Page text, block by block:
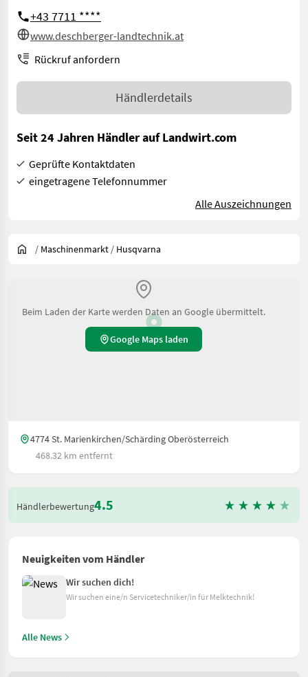
+43 7711 ****
www.deschberger-landtechnik.at
Rückruf anfordern
Händlerdetails
Seit 24 Jahren Händler auf Landwirt.com
Geprüfte Kontaktdaten
eingetragene Telefonnummer
Alle Auszeichnungen
/ Maschinenmarkt / Husqvarna
Beim Laden der Karte werden Daten an Google übermittelt.
Google Maps laden
4774 St. Marienkirchen/Schärding Oberösterreich
468.32 km entfernt
Händlerbewertung4.5
Neuigkeiten vom Händler
Wir suchen dich!
Wir suchen eine/n Servicetechniker/in für Melktechnik!
Alle News